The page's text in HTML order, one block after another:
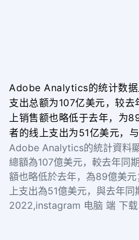
Adobe Analytics的统计数据
支出总额为107亿美元，较
上销售额也略低于去年，为
者的线上支出为51亿美元，
Adobe Analytics的統計資料
總額為107億美元，較去年同
額也略低於去年，為89億美
上支出為51億美元，與去年
2022,instagram 电脑 端 下载